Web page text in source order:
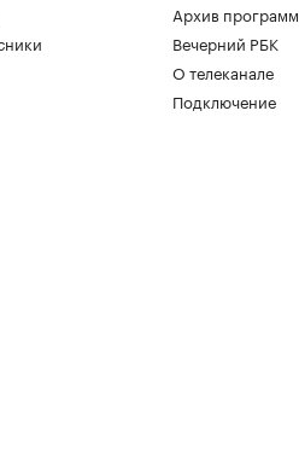
Архив программ
Вечерний РБК
О телеканале
Подключение